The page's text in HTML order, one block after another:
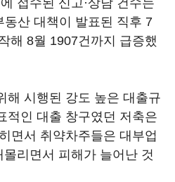
접수된 신고·상담 건수는
동산 대책이 발표된 직후 7
해 8월 1907건까지 급증했
해 시행된 강도 높은 대출규
적인 대출 창구였던 저축은
면서 취약차주들은 대부업
리면서 피해가 늘어난 것